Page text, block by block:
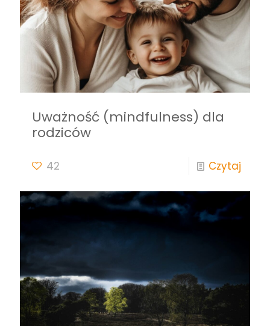
Uważność (mindfulness) dla
rodziców
42 Czytaj